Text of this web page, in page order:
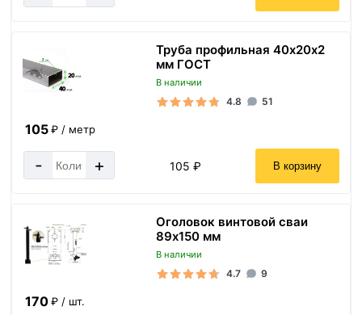
Труба профильная 40х20х2
мм ГОСТ
В наличии
4.8 51
105₽ / метр
- + 105 ₽ В корзину
Оголовок винтовой сваи
89х150 мм
В наличии
4.7 9
170₽ / шт.